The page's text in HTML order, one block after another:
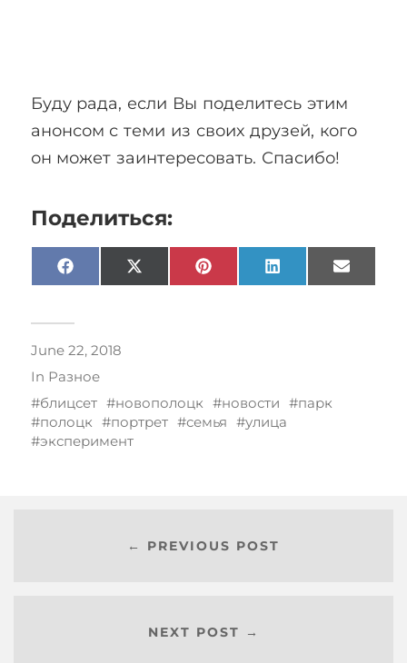
Буду рада, если Вы поделитесь этим
анонсом с теми из своих друзей, кого
он может заинтересовать. Спасибо!
Поделиться:
Facebook X
(Twitter)
Pinterest LinkedIn Email
June 22, 2018
In Разное
блицсет
новополоцк новости
парк
полоцк
портрет семья
улица
эксперимент
← PREVIOUS POST
NEXT POST →